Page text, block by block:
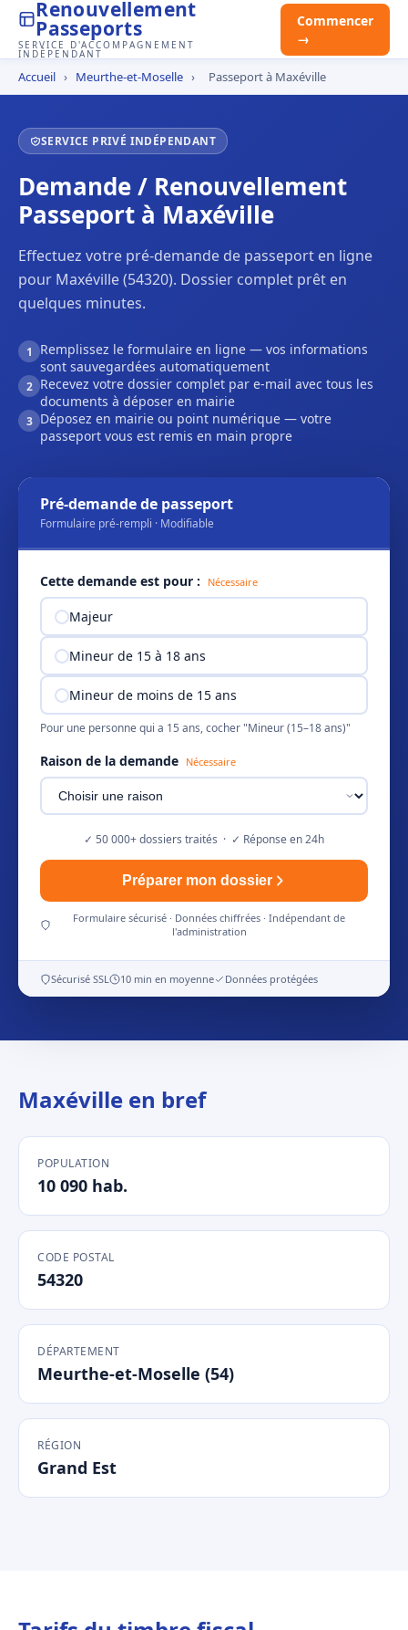
Renouvellement
Passeports
SERVICE D'ACCOMPAGNEMENT
INDÉPENDANT
Commencer
→
Accueil › Meurthe-et-Moselle › Passeport à Maxéville
SERVICE PRIVÉ INDÉPENDANT
Demande / Renouvellement
Passeport à Maxéville
Effectuez votre pré-demande de passeport en ligne
pour Maxéville (54320). Dossier complet prêt en
quelques minutes.
1
Remplissez le formulaire en ligne — vos informations
sont sauvegardées automatiquement
2 Recevez votre dossier complet par e-mail avec tous les
documents à déposer en mairie
3 Déposez en mairie ou point numérique — votre
passeport vous est remis en main propre
Pré-demande de passeport
Formulaire pré-rempli · Modifiable
Cette demande est pour : Nécessaire
Majeur
Mineur de 15 à 18 ans
Mineur de moins de 15 ans
Pour une personne qui a 15 ans, cocher "Mineur (15–18 ans)"
Raison de la demande Nécessaire
✓ 50 000+ dossiers traités · ✓ Réponse en 24h
Préparer mon dossier
Formulaire sécurisé · Données chiffrées · Indépendant de
l'administration
Sécurisé SSL 10 min en moyenne Données protégées
Maxéville en bref
POPULATION
10 090 hab.
CODE POSTAL
54320
DÉPARTEMENT
Meurthe-et-Moselle (54)
RÉGION
Grand Est